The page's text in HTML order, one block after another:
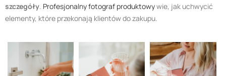
szczegóły. Profesjonalny fotograf produktowywie, jak uchwycić
elementy, które przekonają klientów do zakupu.